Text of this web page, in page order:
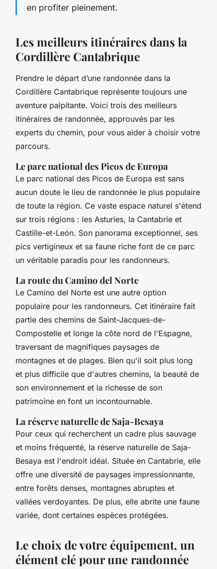
en profiter pleinement.
Les meilleurs itinéraires dans la
Cordillère Cantabrique
Prendre le départ d’une randonnée dans la
Cordillère Cantabrique représente toujours une
aventure palpitante. Voici trois des meilleurs
itinéraires de randonnée, approuvés par les
experts du chemin, pour vous aider à choisir votre
parcours.
Le parc national des Picos de Europa
Le parc national des Picos de Europa est sans
aucun doute le lieu de randonnée le plus populaire
de toute la région. Ce vaste espace naturel s'étend
sur trois régions : les Asturies, la Cantabrie et
Castille-et-León. Son panorama exceptionnel, ses
pics vertigineux et sa faune riche font de ce parc
un véritable paradis pour les randonneurs.
La route du Camino del Norte
Le Camino del Norte est une autre option
populaire pour les randonneurs. Cet itinéraire fait
partie des chemins de Saint-Jacques-de-
Compostelle et longe la côte nord de l'Espagne,
traversant de magnifiques paysages de
montagnes et de plages. Bien qu'il soit plus long
et plus difficile que d'autres chemins, la beauté de
son environnement et la richesse de son
patrimoine en font un incontournable.
La réserve naturelle de Saja-Besaya
Pour ceux qui recherchent un cadre plus sauvage
et moins fréquenté, la réserve naturelle de Saja-
Besaya est l'endroit idéal. Située en Cantabrie, elle
offre une diversité de paysages impressionnante,
entre forêts denses, montagnes abruptes et
vallées verdoyantes. De plus, elle abrite une faune
variée, dont certaines espèces protégées.
Le choix de votre équipement, un
élément clé pour une randonnée